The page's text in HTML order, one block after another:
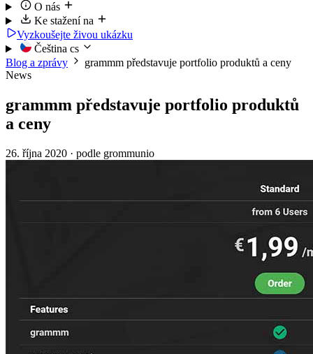
O nás
Ke stažení na
Vyzkoušejte živou ukázku
Čeština cs
Blog a zprávy
grammm představuje portfolio produktů a ceny
News
grammm představuje portfolio produktů
a ceny
26. října 2020 · podle grommunio